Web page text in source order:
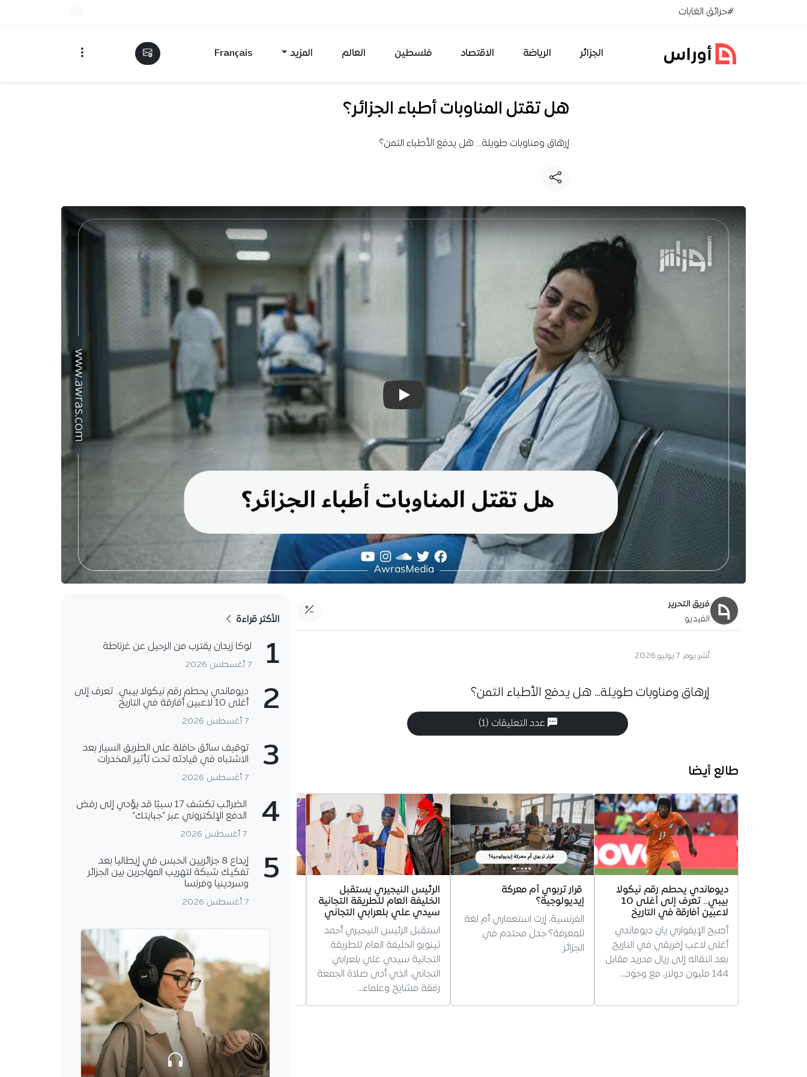
تخطي إلى المحتوى#حرائق الغابات
الجزائر الرياضة الاقتصاد فلسطين العالم المزيد Français
هل تقتل المناوبات أطباء الجزائر؟
إرهاق ومناوبات طويلة... هل يدفع الأطباء الثمن؟
تشغيل فيديو: هل تقتل المناوبات أطباء الجزائر؟
فريق التحرير
الفيديو
نُشر يوم: 7 يوليو 2026
إرهاق ومناوبات طويلة… هل يدفع الأطباء الثمن؟
عدد التعليقات (1)
طالع أيضا
ديوماندي يحطم رقم نيكولا
بيبي.. تعرف إلى أغلى 10
لاعبين أفارقة في التاريخ
أصبح الإيفواري يان ديوماندي
أغلى لاعب إفريقي في التاريخ
بعد انتقاله إلى ريال مدريد مقابل
144 مليون دولار، مع وجود…
قرار تربوي أم معركة
إيديولوجية؟
الفرنسية، إرث استعماري أم لغة
للمعرفة؟ جدل محتدم في
الجزائر
الرئيس النيجيري يستقبل
الخليفة العام للطريقة التجانية
سيدي علي بلعرابي التجاني
استقبل الرئيس النيجيري أحمد
تينوبو الخليفة العام للطريقة
التجانية سيدي علي بلعرابي
التجاني، الذي أدى صلاة الجمعة
رفقة مشايخ وعلماء…
سيدات “الخضر” في مواجهة
الإيفواريات.. ماذا يُخيف المدرب
كشف فريد بن ستيتي مدرب
القدم، مخاوفه، قبل مواجهة
الإيفواريات، في ربع نهائي كأس
إفريقيا للسيدات،…
الأكثر قراءة
1 لوكا زيدان يقترب من الرحيل عن غرناطة
7 أغسطس 2026
2
ديوماندي يحطم رقم نيكولا بيبي.. تعرف إلى
أغلى 10 لاعبين أفارقة في التاريخ
7 أغسطس 2026
3
توقيف سائق حافلة على الطريق السيار بعد
الاشتباه في قيادته تحت تأثير المخدرات
7 أغسطس 2026
4
الضرائب تكشف 17 سببًا قد يؤدي إلى رفض
الدفع الإلكتروني عبر “جبايتك”
7 أغسطس 2026
5
إيداع 8 جزائريين الحبس في إيطاليا بعد
تفكيك شبكة لتهريب المهاجرين بين الجزائر
وسردينيا وفرنسا
7 أغسطس 2026